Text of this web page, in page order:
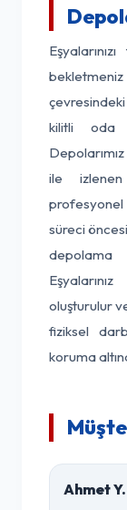
kilitli oda
ile
süreci
depolama
oluşturulur
fiziksel
koruma
Ahmet Y.